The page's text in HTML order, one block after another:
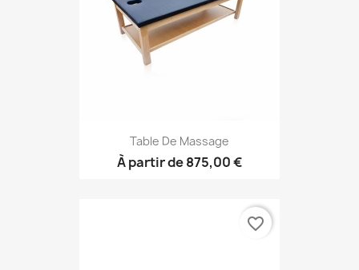
Table De Massage
À partir de875,00 €
favorite_border